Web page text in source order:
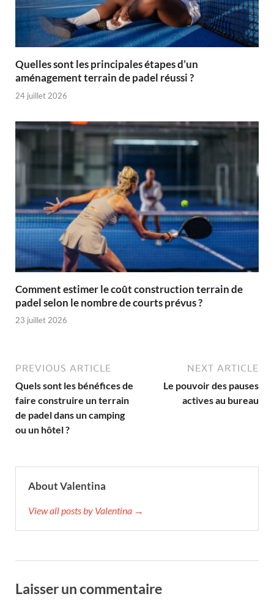
Quelles sont les principales étapes d’un
aménagement terrain de padel réussi ?
24 juillet 2026
Comment estimer le coût construction terrain de
padel selon le nombre de courts prévus ?
23 juillet 2026
PREVIOUS ARTICLE
Quels sont les bénéfices de
faire construire un terrain
de padel dans un camping
ou un hôtel ?
NEXT ARTICLE
Le pouvoir des pauses
actives au bureau
About Valentina
View all posts by Valentina →
Laisser un commentaire